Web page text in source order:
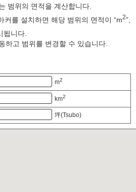
범위의 면적을 계산합니다.
커를 설치하면 해당 범위의 면적이 “m2”,
됩니다.
하고 범위를 변경할 수 있습니다.
m2
km2
坪(Tsubo)